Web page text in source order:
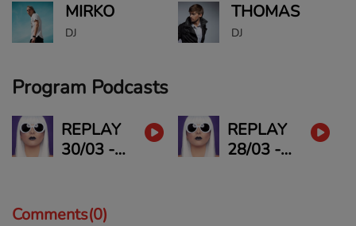
MIRKO
DJ
THOMAS
DJ
Program Podcasts
REPLAY
30/03 -
REPLAY
28/03 -
Comments(0)